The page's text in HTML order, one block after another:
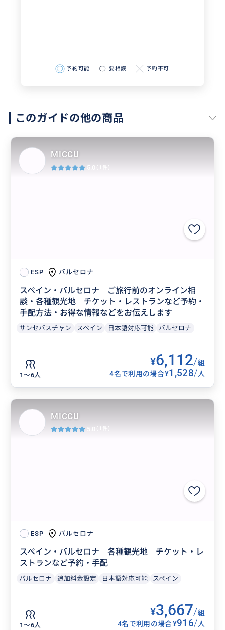
予約可能 要相談 予約不可
このガイドの他の商品
ESP バルセロナ
スペイン・バルセロナ ご旅行前のオンライン相
談・各種観光地 チケット・レストランなど予約・
手配方法・お得な情報などをお伝えします
サンセバスチャン スペイン 日本語対応可能 バルセロナ
1〜6人
¥6,112/組
4名で利用の場合¥1,528/人
MICCU
5.0 (1件)
ESP バルセロナ
スペイン・バルセロナ 各種観光地 チケット・レ
ストランなど予約・手配
バルセロナ 追加料金設定 日本語対応可能 スペイン
1〜6人
¥3,667/組
4名で利用の場合¥916/人
MICCU
5.0 (1件)